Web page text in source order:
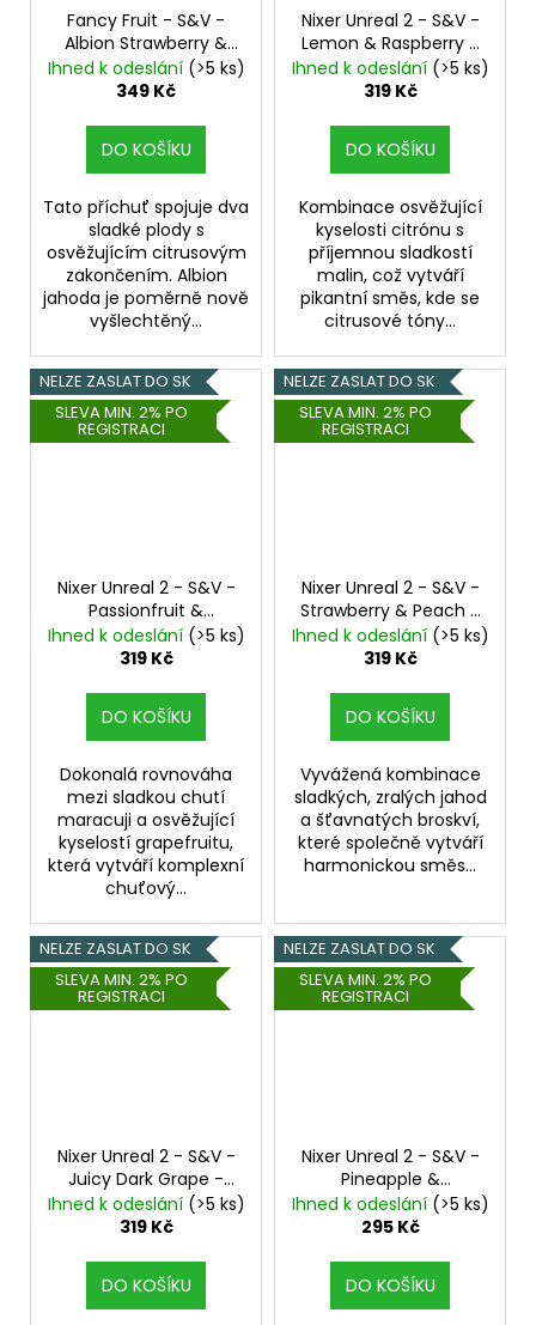
Fancy Fruit - S&V -
Albion Strawberry &
Pink Grapefruit - 10ml
(Jahoda a růžový
Ihned k odeslání (>5 ks)
349 Kč
DO KOŠÍKU
Tato příchuť spojuje dva
sladké plody s
osvěžujícím citrusovým
zakončením. Albion
jahoda je poměrně nově
vyšlechtěný...
Nixer Unreal 2 - S&V -
Lemon & Raspberry -
10ml Citrón, Malina
Ihned k odeslání (>5 ks)
319 Kč
DO KOŠÍKU
Kombinace osvěžující
kyselosti citrónu s
příjemnou sladkostí
malin, což vytváří
pikantní směs, kde se
citrusové tóny...
NELZE ZASLAT DO SK
SLEVA MIN. 2% PO
REGISTRACI
Nixer Unreal 2 - S&V -
Passionfruit &
Grapefruit - 10ml
Marakuja, Grep
Ihned k odeslání (>5 ks)
319 Kč
DO KOŠÍKU
Dokonalá rovnováha
mezi sladkou chutí
maracuji a osvěžující
kyselostí grapefruitu,
která vytváří komplexní
chuťový...
NELZE ZASLAT DO SK
SLEVA MIN. 2% PO
REGISTRACI
Nixer Unreal 2 - S&V -
Strawberry & Peach -
10mlJahoda, Broskev
Ihned k odeslání (>5 ks)
319 Kč
DO KOŠÍKU
Vyvážená kombinace
sladkých, zralých jahod
a šťavnatých broskví,
které společně vytváří
harmonickou směs...
NELZE ZASLAT DO SK
SLEVA MIN. 2% PO
REGISTRACI
Nixer Unreal 2 - S&V -
Juicy Dark Grape -
10ml
Ihned k odeslání (>5 ks)
319 Kč
DO KOŠÍKU
NELZE ZASLAT DO SK
SLEVA MIN. 2% PO
REGISTRACI
Nixer Unreal 2 - S&V -
Pineapple &
Passionfruit - 10ml
Ananas, Marakuja
Ihned k odeslání (>5 ks)
295 Kč
DO KOŠÍKU